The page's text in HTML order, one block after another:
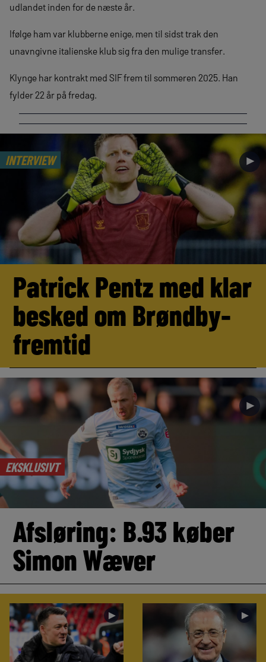
udlandet inden for de næste år.
Ifølge ham var klubberne enige, men til sidst trak den
unavngivne italienske klub sig fra den mulige transfer.
Klynge har kontrakt med SIF frem til sommeren 2025. Han
fylder 22 år på fredag.
INTERVIEW ►
Patrick Pentz med klar
besked om Brøndby-
fremtid
EKSKLUSIVT
►
Afsløring: B.93 køber
Simon Wæver
► ►